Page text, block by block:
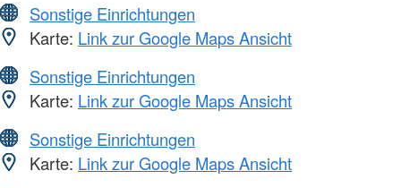
Sonstige Einrichtungen
Karte: Link zur Google Maps Ansicht
Sonstige Einrichtungen
Karte: Link zur Google Maps Ansicht
Sonstige Einrichtungen
Karte: Link zur Google Maps Ansicht